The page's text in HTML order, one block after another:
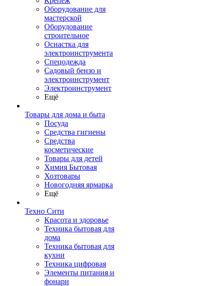
Оборудование для
мастерской
Оборудование
строительное
Оснастка для
электроинструмента
Спецодежда
Садовый бензо и
электроинструмент
Электроинструмент
Ещё
Товары для дома и быта
Посуда
Средства гигиены
Средства
косметические
Товары для детей
Химия Бытовая
Хозтовары
Новогодняя ярмарка
Ещё
Техно Сити
Красота и здоровье
Техника бытовая для
дома
Техника бытовая для
кухни
Техника цифровая
Элементы питания и
фонари